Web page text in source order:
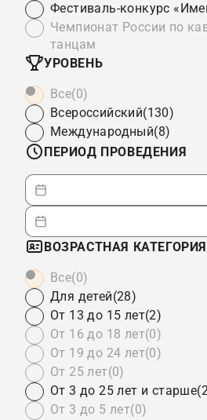
Фестиваль-конкурс
Чемпионат России по
танцам
УРОВЕНЬ
Все(0)
Всероссийский(130)
Международный(8)
ПЕРИОД ПРОВЕДЕНИЯ
ВОЗРАСТНАЯ КАТЕГОРИЯ
Все(0)
Для детей(28)
От 13 до 15 лет(2)
От 16 до 18 лет(0)
От 19 до 24 лет(0)
От 25 лет(0)
От 3 до 25 лет и старше
От 3 до 5 лет(0)